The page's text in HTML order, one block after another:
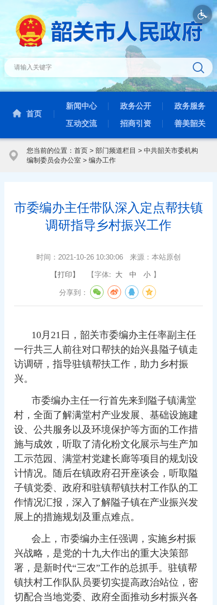
首页
新闻中心 政务公开 政务服务
互动交流 招商引资 善美韶关
您当前的位置： 首页> 部门频道栏目 > 中共韶关市委机构
编制委员会办公室 > 编办工作
市委编办主任带队深入定点帮扶镇
调研指导乡村振兴工作
时间： 2021-10-26 10:30:06 来源： 本站原创
【打印】 【字体: 大 中 小 】
分享到：
10月21日，韶关市委编办主任率副主任
一行共三人前往对口帮扶的始兴县隘子镇走
访调研，指导驻镇帮扶工作，助力乡村振
兴。
市委编办主任一行首先来到隘子镇满堂
村，全面了解满堂村产业发展、基础设施建
设、公共服务以及环境保护等方面的工作措
施与成效，听取了清化粉文化展示与生产加
工示范园、满堂村党建长廊等项目的规划设
计情况。随后在镇政府召开座谈会，听取隘
子镇党委、政府和驻镇帮镇扶村工作队的工
作情况汇报，深入了解隘子镇在产业振兴发
展上的措施规划及重点难点。
会上，市委编办主任强调，实施乡村振
兴战略，是党的十九大作出的重大决策部
署，是新时代“三农”工作的总抓手。驻镇帮
镇扶村工作队队员要切实提高政治站位，密
切配合当地党委、政府全面推动乡村振兴各